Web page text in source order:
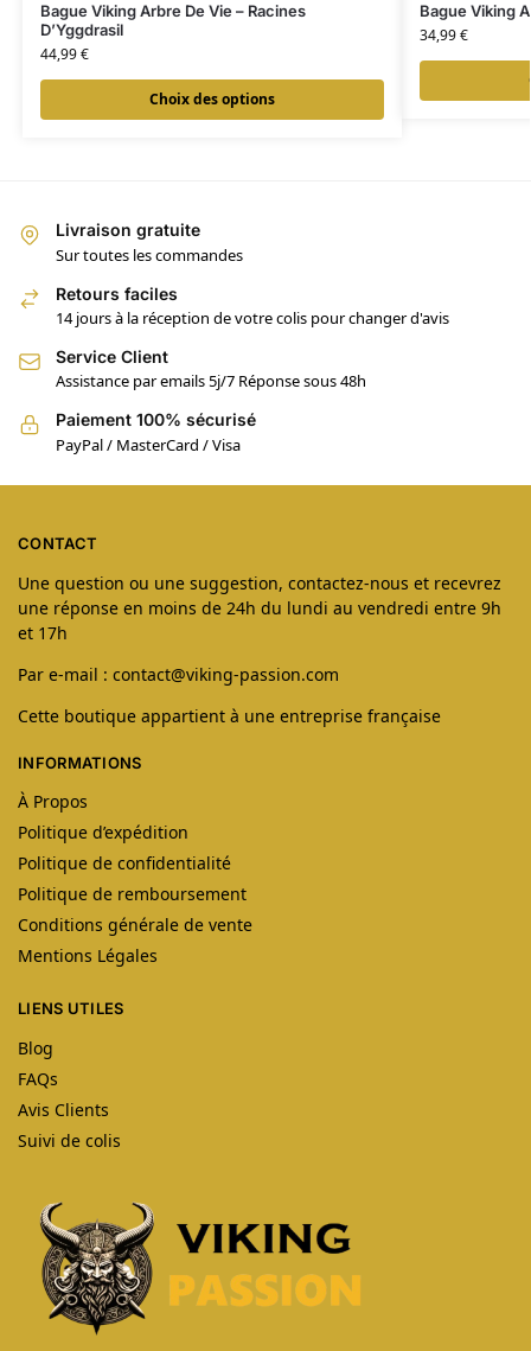
Bague Viking Arbre De Vie – Racines
D’Yggdrasil
44,99€
Choix des options
Bague Viking
34,99€
Livraison gratuite
Sur toutes les commandes
Retours faciles
14 jours à la réception de votre colis pour changer d'avis
Service Client
Assistance par emails 5j/7 Réponse sous 48h
Paiement 100% sécurisé
PayPal / MasterCard / Visa
CONTACT
Une question ou une suggestion, contactez-nous et recevrez
une réponse en moins de 24h du lundi au vendredi entre 9h
et 17h
Par e-mail : contact@viking-passion.com
Cette boutique appartient à une entreprise française
INFORMATIONS
À Propos
Politique d’expédition
Politique de confidentialité
Politique de remboursement
Conditions générale de vente
Mentions Légales
LIENS UTILES
Blog
FAQs
Avis Clients
Suivi de colis